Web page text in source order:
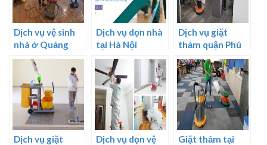
Dịch vụ vệ sinh
nhà ở Quảng
Ninh
Dịch vụ dọn nhà
tại Hà Nội
Dịch vụ giặt
thảm quận Phú
Nhuận
Dịch vụ giặt
Dịch vụ dọn vệ
Giặt thảm tại